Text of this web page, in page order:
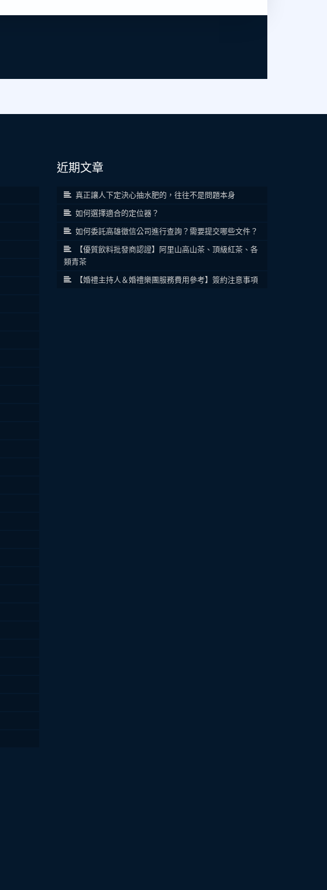
近期文章
真正讓人下定決心抽水肥的，往往不是問題本身
如何選擇適合的定位器？
如何委託高雄徵信公司進行查詢？需要提交哪些文件？
【優質飲料批發商認證】阿里山高山茶、頂級紅茶、各
類青茶
【婚禮主持人＆婚禮樂團服務費用參考】簽約注意事項